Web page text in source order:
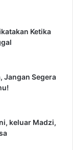
Ketika
Jangan Segera
keluar Madzi,